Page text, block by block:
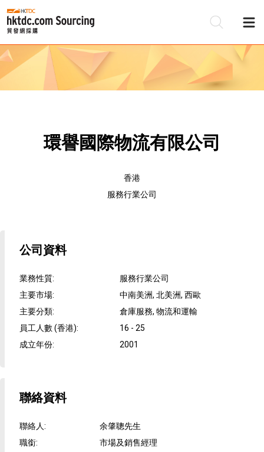
環譽國際物流有限公司
香港
服務行業公司
公司資料
業務性質:
服務行業公司
主要市場:
中南美洲, 北美洲, 西歐
主要分類:
倉庫服務, 物流和運輸
員工人數 (香港):
16 - 25
成立年份: 2001
聯絡資料
聯絡人:
余肇聰先生
職銜:
市場及銷售經理